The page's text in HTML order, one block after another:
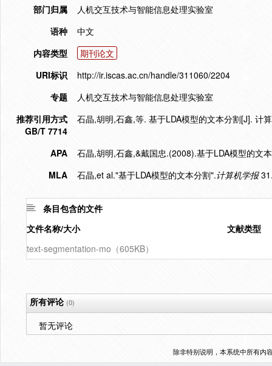
部门归属
人机交互技术与智能信息处理实验室
语种
中文
内容类型
期刊论文
URI标识
http://ir.iscas.ac.cn/handle/311060/2204
专题
人机交互技术与智能信息处理实验室
推荐引用方式
GB/T 7714
石晶,胡明,石鑫,等. 基于LDA模型的文本分割[J]. 计
APA
石晶,胡明,石鑫,&戴国忠.(2008).基于LDA模型的文
MLA
石晶,et al."基于LDA模型的文本分割".计算机学报
条目包含的文件
文件名称/大小
文献类型
text-segmentation-mo（605KB）
所有评论(0)
暂无评论
除非特别说明，本系统中所有内